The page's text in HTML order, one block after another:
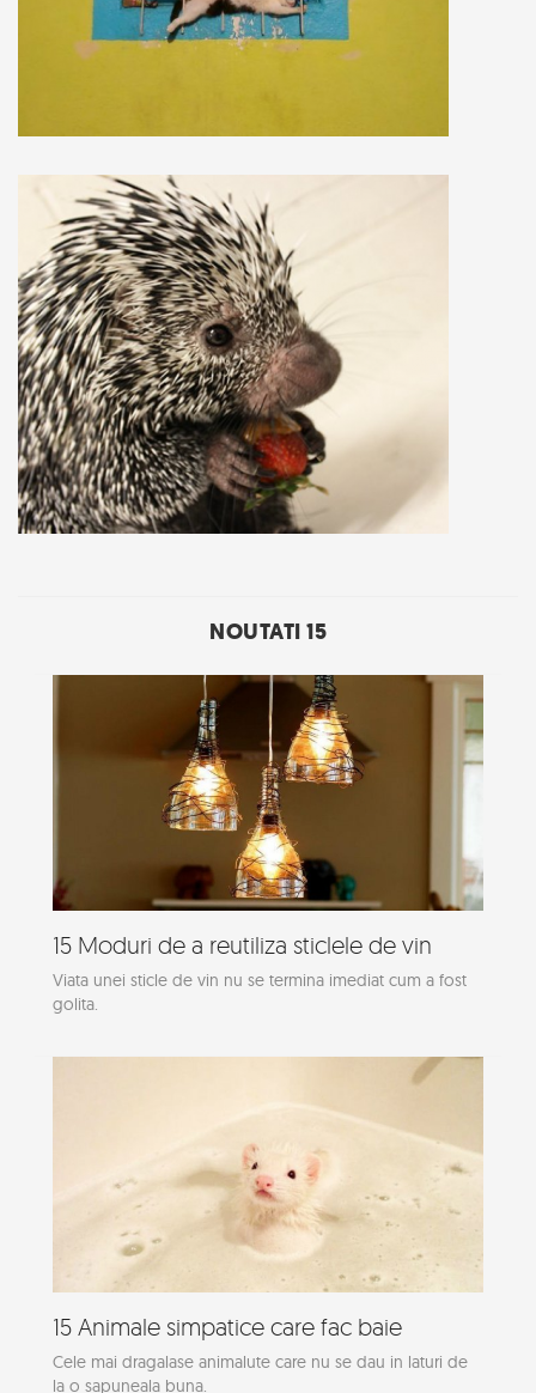
NOUTATI 15
15 Moduri de a reutiliza sticlele de vin
Viata unei sticle de vin nu se termina imediat cum a fost
golita.
15 Animale simpatice care fac baie
Cele mai dragalase animalute care nu se dau in laturi de
la o sapuneala buna.